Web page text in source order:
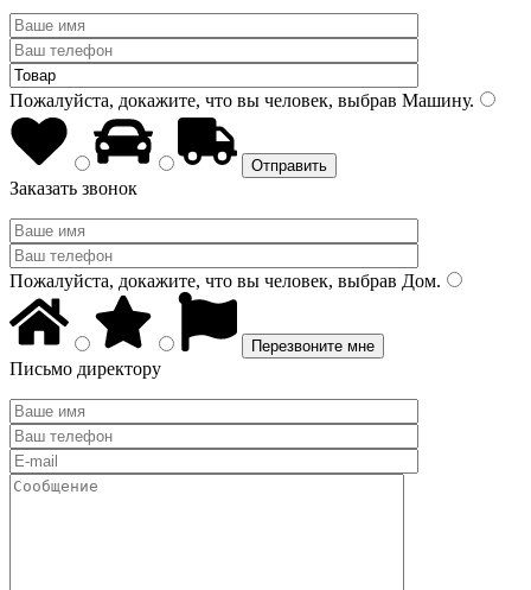
Пожалуйста, докажите, что вы человек, выбрав Машину.
Заказать звонок
Пожалуйста, докажите, что вы человек, выбрав Дом.
Письмо директору